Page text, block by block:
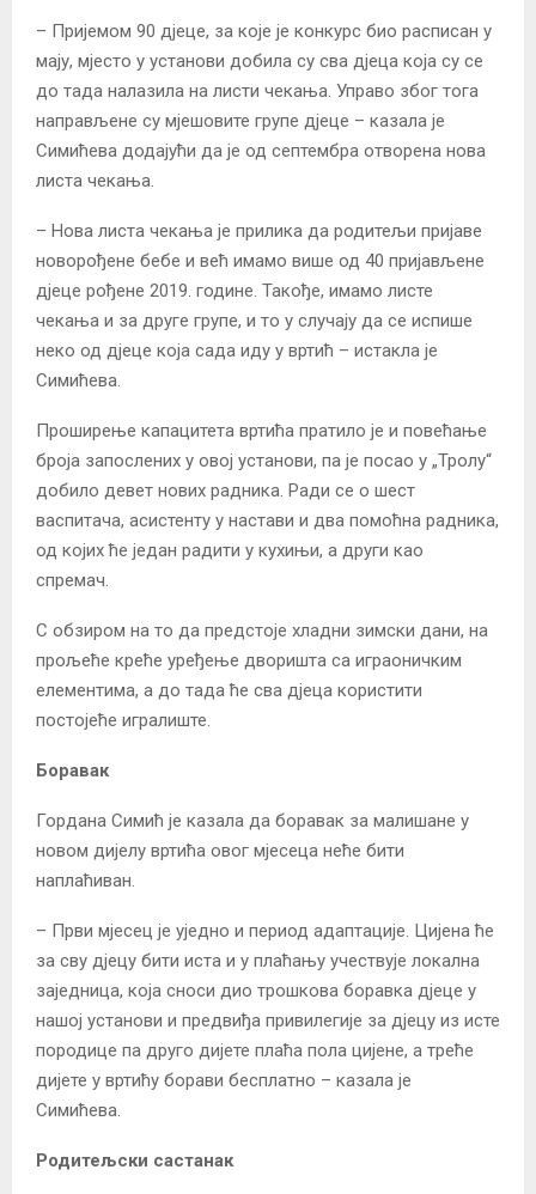
– Пријемом 90 дјеце, за које је конкурс био расписан у
мају, мјесто у установи добила су сва дјеца која су се
до тада налазила на листи чекања. Управо због тога
направљене су мјешовите групе дјеце – казала је
Симићева додајући да је од септембра отворена нова
листа чекања.
– Нова листа чекања је прилика да родитељи пријаве
новорођене бебе и већ имамо више од 40 пријављене
дјеце рођене 2019. године. Такође, имамо листе
чекања и за друге групе, и то у случају да се испише
неко од дјеце која сада иду у вртић – истакла је
Симићева.
Проширење капацитета вртића пратило је и повећање
броја запослених у овој установи, па је посао у „Тролу“
добило девет нових радника. Ради се о шест
васпитача, асистенту у настави и два помоћна радника,
од којих ће један радити у кухињи, а други као
спремач.
С обзиром на то да предстоје хладни зимски дани, на
прољеће креће уређење дворишта са играоничким
елементима, а до тада ће сва дјеца користити
постојеће игралиште.
Боравак
Гордана Симић је казала да боравак за малишане у
новом дијелу вртића овог мјесеца неће бити
наплаћиван.
– Први мјесец је уједно и период адаптације. Цијена ће
за сву дјецу бити иста и у плаћању учествује локална
заједница, која сноси дио трошкова боравка дјеце у
нашој установи и предвиђа привилегије за дјецу из исте
породице па друго дијете плаћа пола цијене, а треће
дијете у вртићу борави бесплатно – казала је
Симићева.
Родитељски састанак